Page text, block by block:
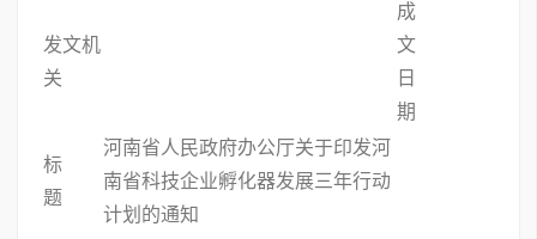
发文机
关
成
文
日
期
标
题
河南省人民政府办公厅关于印发河
南省科技企业孵化器发展三年行动
计划的通知